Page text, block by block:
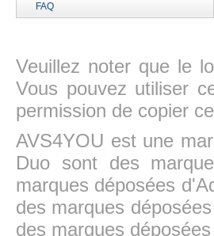
FAQ
Veuillez noter que le
Vous pouvez utiliser
permission de copier
AVS4YOU est une
Duo sont des
marques déposées
des marques
des marques